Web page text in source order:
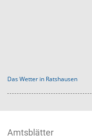
Das Wetter in Ratshausen
Amtsblätter